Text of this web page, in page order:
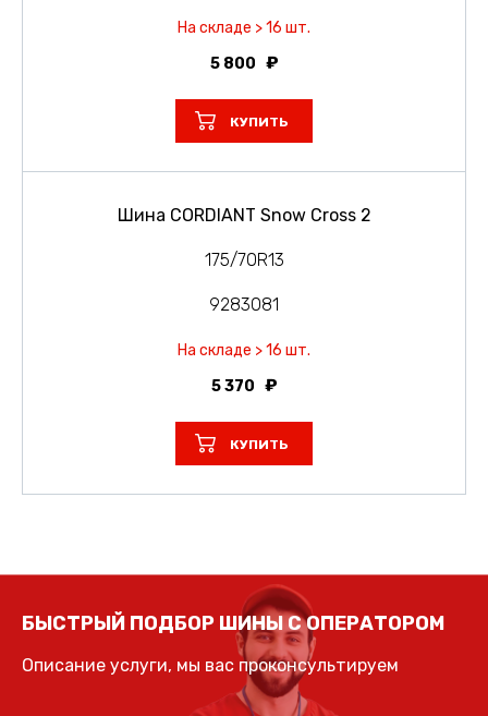
На складе > 16 шт.
5 800
КУПИТЬ
Шина CORDIANT Snow Cross 2
175/70R13
9283081
На складе > 16 шт.
5 370
КУПИТЬ
БЫСТРЫЙ ПОДБОР ШИНЫ С ОПЕРАТОРОМ
Описание услуги, мы вас проконсультируем